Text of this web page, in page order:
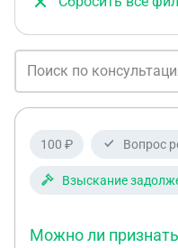
100 ₽ Вопрос
Взыскание
Можно ли